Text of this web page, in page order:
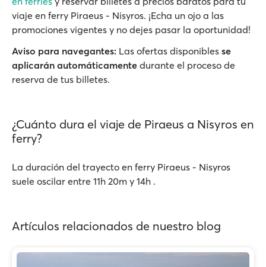
viaje en ferry Piraeus - Nisyros. ¡Echa un ojo a las
promociones vigentes y no dejes pasar la oportunidad!
Aviso para navegantes: Las ofertas disponibles se
aplicarán automáticamente durante el proceso de
reserva de tus billetes.
¿Cuánto dura el viaje de Piraeus a Nisyros en
ferry?
La duración del trayecto en ferry Piraeus - Nisyros
suele oscilar entre 11h 20m y 14h .
Artículos relacionados de nuestro blog